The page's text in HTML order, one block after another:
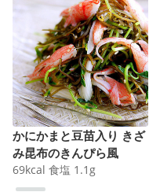
かにかまと豆苗入り きざ
み昆布のきんぴら風
69kcal 食塩 1.1 g